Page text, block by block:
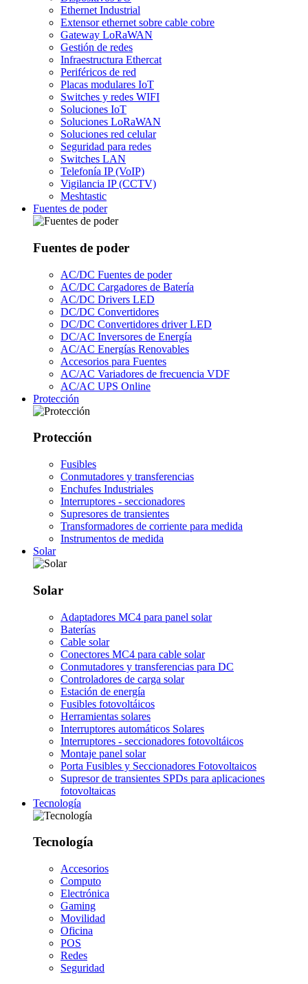
Ethernet Industrial
Extensor ethernet sobre cable cobre
Gateway LoRaWAN
Gestión de redes
Infraestructura Ethercat
Periféricos de red
Placas modulares IoT
Switches y redes WIFI
Soluciones IoT
Soluciones LoRaWAN
Soluciones red celular
Seguridad para redes
Switches LAN
Telefonía IP (VoIP)
Vigilancia IP (CCTV)
Meshtastic
Fuentes de poder
Fuentes de poder
AC/DC Fuentes de poder
AC/DC Cargadores de Batería
AC/DC Drivers LED
DC/DC Convertidores
DC/DC Convertidores driver LED
DC/AC Inversores de Energía
AC/AC Energías Renovables
Accesorios para Fuentes
AC/AC Variadores de frecuencia VDF
AC/AC UPS Online
Protección
Protección
Fusibles
Conmutadores y transferencias
Enchufes Industriales
Interruptores - seccionadores
Supresores de transientes
Transformadores de corriente para medida
Instrumentos de medida
Solar
Solar
Adaptadores MC4 para panel solar
Baterías
Cable solar
Conectores MC4 para cable solar
Conmutadores y transferencias para DC
Controladores de carga solar
Estación de energía
Fusibles fotovoltáicos
Herramientas solares
Interruptores automáticos Solares
Interruptores - seccionadores fotovoltáicos
Montaje panel solar
Porta Fusibles y Seccionadores Fotovoltaicos
Supresor de transientes SPDs para aplicaciones
fotovoltaicas
Tecnología
Tecnología
Accesorios
Computo
Electrónica
Gaming
Movilidad
Oficina
POS
Redes
Seguridad